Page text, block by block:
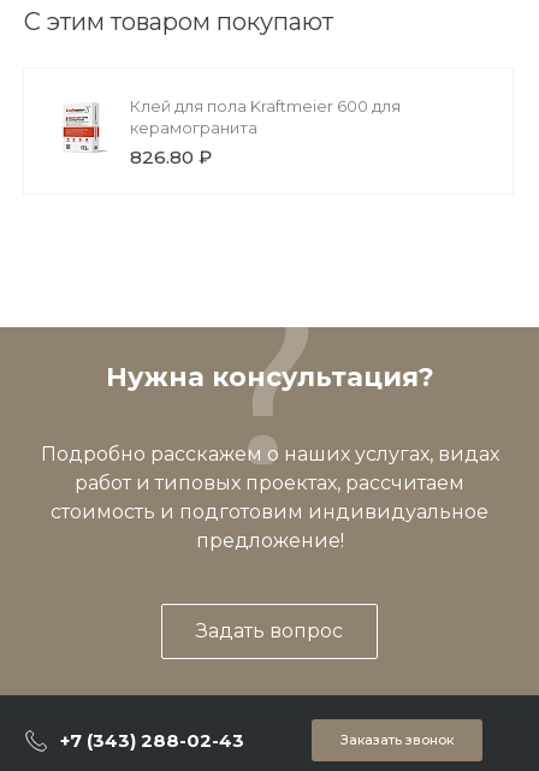
С этим товаром покупают
Клей для пола Kraftmeier 600 для
керамогранита
826.80 ₽
Нужна консультация?
Подробно расскажем о наших услугах, видах
работ и типовых проектах, рассчитаем
стоимость и подготовим индивидуальное
предложение!
Задать вопрос
+7 (343) 288-02-43 Заказать звонок